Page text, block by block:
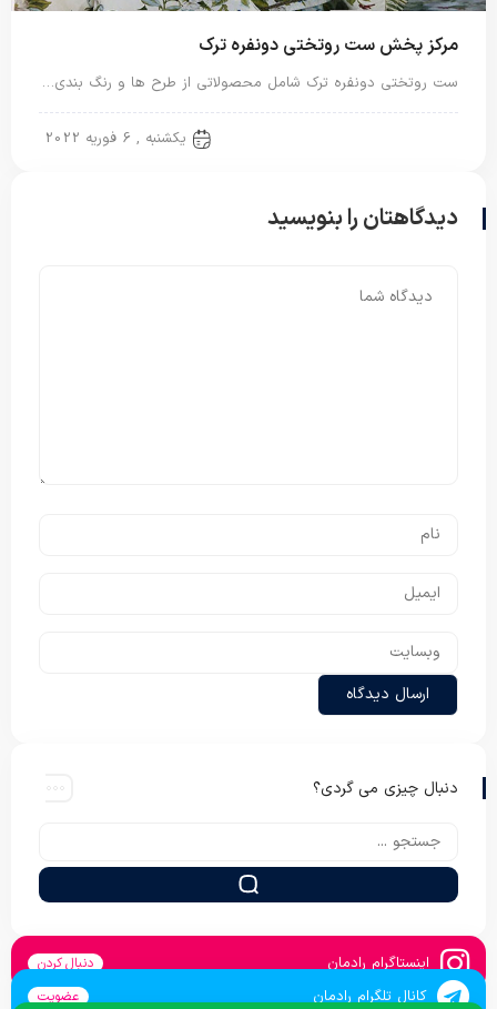
مرکز پخش ست روتختی دونفره ترک
ست روتختی دونفره ترک شامل محصولاتی از طرح ها و رنگ بندی…
یکشنبه , 6 فوریه 2022
دیدگاهتان را بنویسید
دنبال چیزی می گردی؟
اینستاگرام رادمان دنبال کردن
کانال تلگرام رادمان عضویت